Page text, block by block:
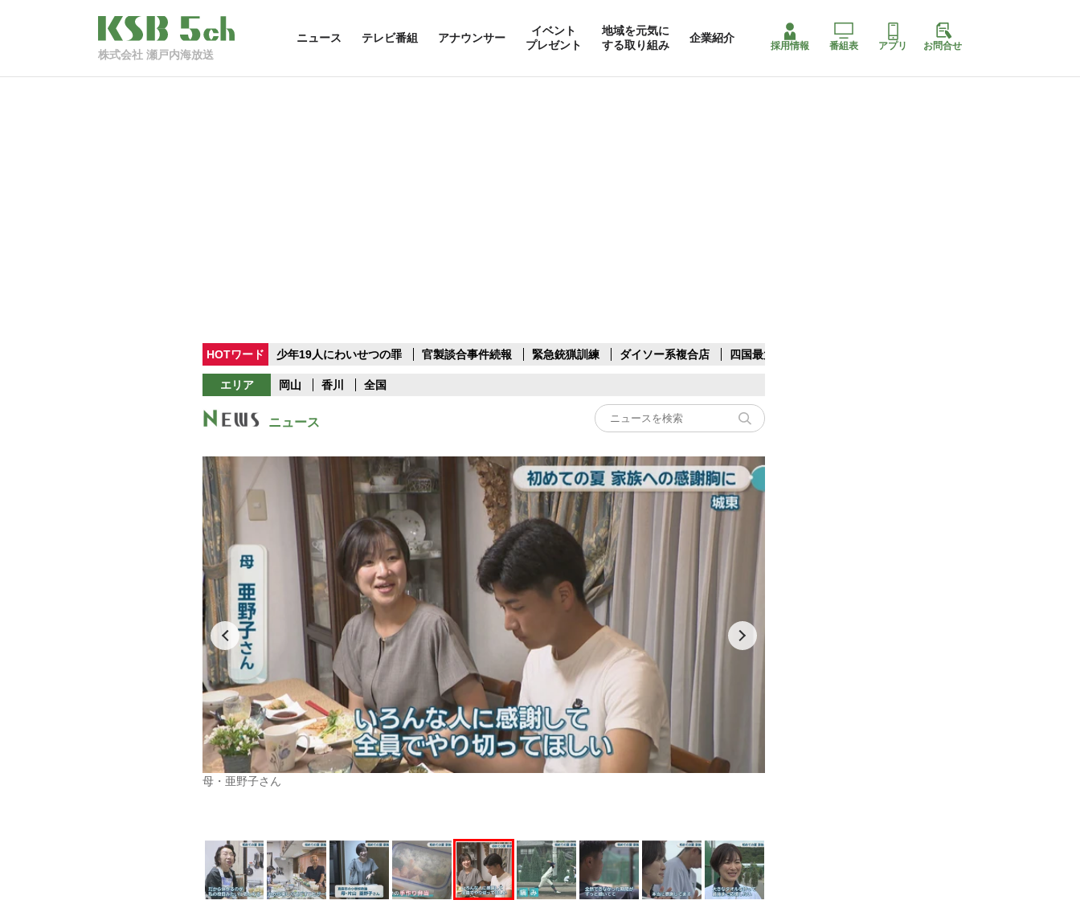
株式会社 瀬戸内海放送
ニュース テレビ番組 アナウンサー
イベント
プレゼント
地域を元気に
する取り組み
企業紹介
採用情報 番組表 アプリ お問合せ
HOTワード 少年19人にわいせつの罪 官製談合事件続報 緊急銃猟訓練 ダイソー系複合店 四国最大スリコ
エリア 岡山 香川 全国
ニュース
母・亜野子さん